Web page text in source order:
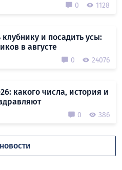
0 1128
и посадить усы:
в августе
0 24076
какого числа, история и
0 386